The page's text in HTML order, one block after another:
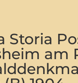
Storia
am